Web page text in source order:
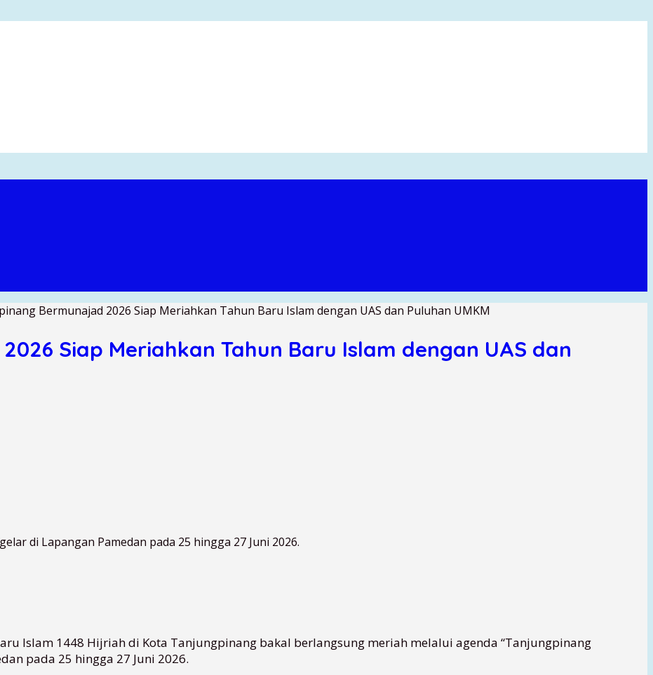
Bermunajad 2026 Siap Meriahkan Tahun Baru Islam dengan UAS dan Puluhan UMKM
Siap Meriahkan Tahun Baru Islam dengan UAS dan
di Lapangan Pamedan pada 25 hingga 27 Juni 2026.
Islam 1448 Hijriah di Kota Tanjungpinang bakal berlangsung meriah melalui agenda “Tanjungpinang
pada 25 hingga 27 Juni 2026.